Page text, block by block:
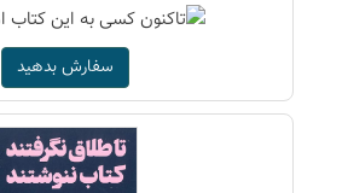
سفارش بدهید